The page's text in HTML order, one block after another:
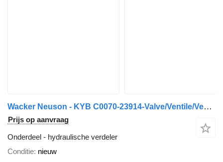
Wacker Neuson - KYB C0070-23914-Valve/Ventile/Ventiel hydraulische verdeler
Prijs op aanvraag
Onderdeel - hydraulische verdeler
Conditie nieuw